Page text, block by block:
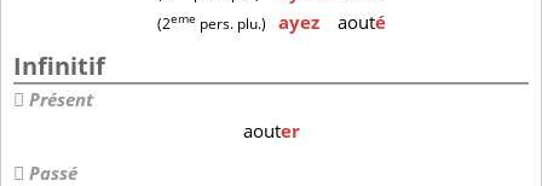
(2eme pers. plu.) ayez aouté
Infinitif
Présent
aouter
Passé